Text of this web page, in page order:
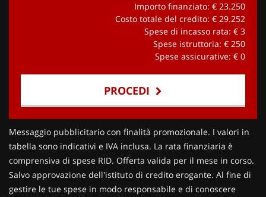
Importo finanziato: € 23.250
Costo totale del credito: € 29.252
Spese di incasso rata: € 3
Spese istruttoria: € 250
Spese assicurative: € 0
PROCEDI
Contattaci
Messaggio pubblicitario con finalità promozionale. I valori in
tabella sono indicativi e IVA inclusa. La rata finanziaria è
comprensiva di spese RID. Offerta valida per il mese in corso.
Salvo approvazione dell'istituto di credito erogante. Al fine di
gestire le tue spese in modo responsabile e di conoscere